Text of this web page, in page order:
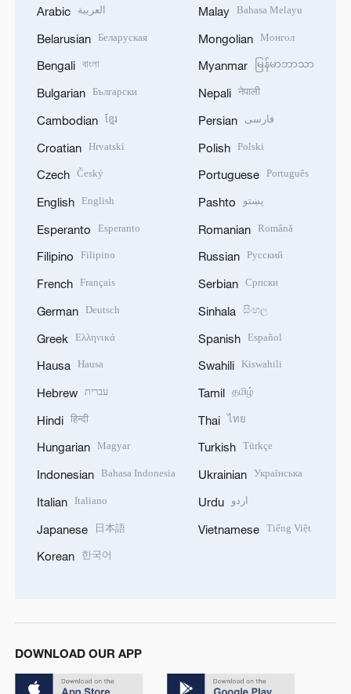
Arabic العربية
Belarusian Беларуская
Bengali বাংলা
Bulgarian Български
Cambodian ខ្មែរ
Croatian Hrvatski
Czech Český
English English
Esperanto Esperanto
Filipino Filipino
French Français
German Deutsch
Greek Ελληνικά
Hausa Hausa
Hebrew עברית
Hindi हिन्दी
Hungarian Magyar
Indonesian Bahasa Indonesia
Italian Italiano
Japanese 日本語
Korean 한국어
Malay Bahasa Melayu
Mongolian Монгол
Myanmar မြန်မာဘာသာ
Nepali नेपाली
Persian فارسی
Polish Polski
Portuguese Português
Pashto پښتو
Romanian Română
Russian Русский
Serbian Српски
Sinhala සිංහල
Spanish Español
Swahili Kiswahili
Tamil தமிழ்
Thai ไทย
Turkish Türkçe
Ukrainian Українська
Urdu اردو
Vietnamese Tiếng Việt
DOWNLOAD OUR APP